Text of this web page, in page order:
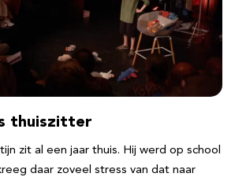
thuiszitter
zit al een jaar thuis. Hij werd op school
daar zoveel stress van dat naar